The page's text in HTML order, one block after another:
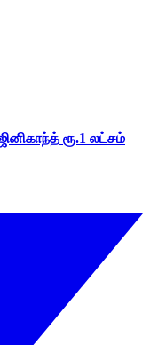
ரூ.1 லட்சம்